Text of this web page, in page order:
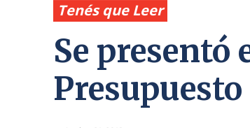
Tenés que Leer
Se presentó
Presupuesto